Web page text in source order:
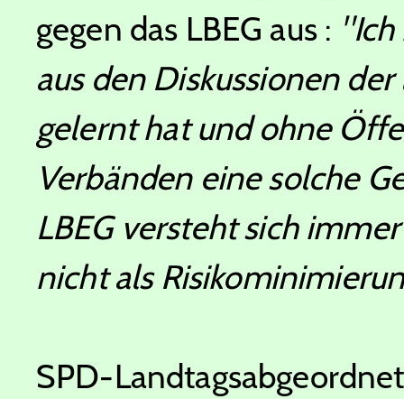
gegen das LBEG aus : "Ich
aus den Diskussionen
gelernt hat und ohne
Verbänden eine solche
LBEG versteht sich
nicht als
SPD-